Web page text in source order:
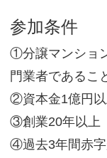
参加条件
①分譲マンショ
門業者であるこ
②資本金1億円
③創業20年以上
④過去3年間赤字